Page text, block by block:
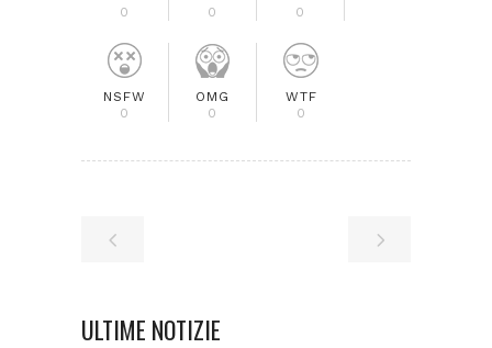
0
0
0
NSFW
0
OMG
0
WTF
0
ULTIME NOTIZIE